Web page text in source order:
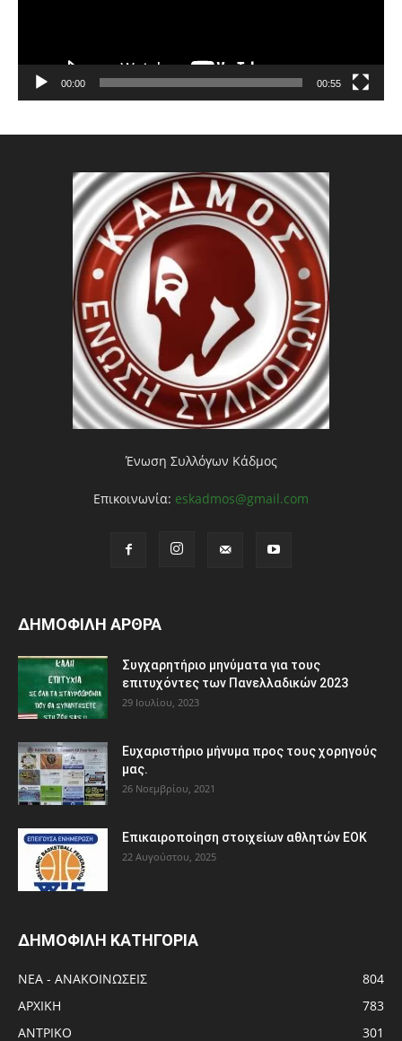
00:00 00:55
Ένωση Συλλόγων Κάδμος
Επικοινωνία: eskadmos@gmail.com
ΔΗΜΟΦΙΛΗ ΑΡΘΡΑ
Συγχαρητήριο μηνύματα για τους
επιτυχόντες των Πανελλαδικών 2023
29 Ιουλίου, 2023
Ευχαριστήριο μήνυμα προς τους χορηγούς
μας.
26 Νοεμβρίου, 2021
Eπικαιροποίηση στοιχείων αθλητών ΕΟΚ
22 Αυγούστου, 2025
ΔΗΜΟΦΙΛΗ ΚΑΤΗΓΟΡΙΑ
ΝΕΑ - ΑΝΑΚΟΙΝΩΣΕΙΣ
804
ΑΡΧΙΚΗ
783
ΑΝTΡΙΚΟ
301